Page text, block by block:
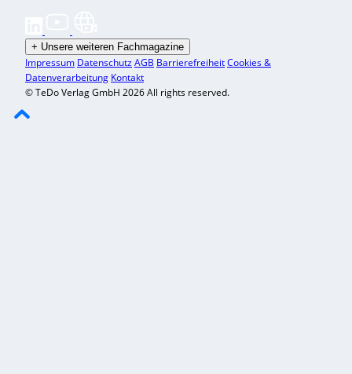
+ Unsere weiteren Fachmagazine
Impressum DatenschutzAGB BarrierefreiheitCookies &
Datenverarbeitung Kontakt
© TeDo Verlag GmbH 2026 All rights reserved.